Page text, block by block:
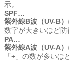
示。
SPF…
紫外線B波（UV-B
数字が大きいほど防
PA…
紫外線A波（UV-A
「+」の数が多いほ